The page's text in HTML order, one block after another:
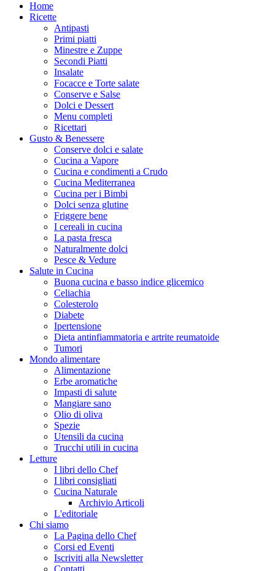
Home
Ricette
Antipasti
Primi piatti
Minestre e Zuppe
Secondi Piatti
Insalate
Focacce e Torte salate
Conserve e Salse
Dolci e Dessert
Menu completi
Ricettari
Gusto & Benessere
Conserve dolci e salate
Cucina a Vapore
Cucina e condimenti a Crudo
Cucina Mediterranea
Cucina per i Bimbi
Dolci senza glutine
Friggere bene
I cereali in cucina
La pasta fresca
Naturalmente dolci
Pesce & Vedure
Salute in Cucina
Buona cucina e basso indice glicemico
Celiachia
Colesterolo
Diabete
Ipertensione
Dieta antinfiammatoria e artrite reumatoide
Tumori
Mondo alimentare
Alimentazione
Erbe aromatiche
Impasti di salute
Mangiare sano
Olio di oliva
Spezie
Utensili da cucina
Trucchi utili in cucina
Letture
I libri dello Chef
I libri consigliati
Cucina Naturale
Archivio Articoli
L'editoriale
Chi siamo
La Pagina dello Chef
Corsi ed Eventi
Iscriviti alla Newsletter